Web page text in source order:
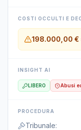
COSTI OCCULTI E
198.000,00 €
INSIGHT AI
LIBERO Abusi
PROCEDURA
Tribunale: